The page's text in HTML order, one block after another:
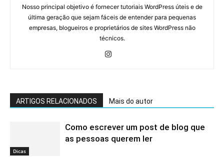
Nosso principal objetivo é fornecer tutoriais WordPress úteis e de
última geração que sejam fáceis de entender para pequenas
empresas, blogueiros e proprietários de sites WordPress não
técnicos.
ARTIGOS RELACIONADOS Mais do autor
Dicas
Como escrever um post de blog que
as pessoas querem ler